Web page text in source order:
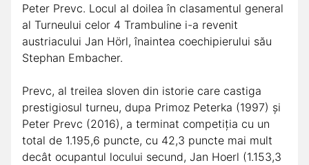
Peter Prevc. Locul al doilea în clasamentul general
al Turneului celor 4 Trambuline i-a revenit
austriacului Jan Hörl, înaintea coechipierului său
Stephan Embacher.
Prevc, al treilea sloven din istorie care castiga
prestigiosul turneu, dupa Primoz Peterka (1997) și
Peter Prevc (2016), a terminat competiția cu un
total de 1.195,6 puncte, cu 42,3 puncte mai mult
decât ocupantul locului secund, Jan Hoerl (1.153,3